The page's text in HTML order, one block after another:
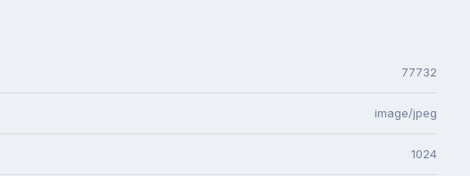
77732
image/jpeg
1024